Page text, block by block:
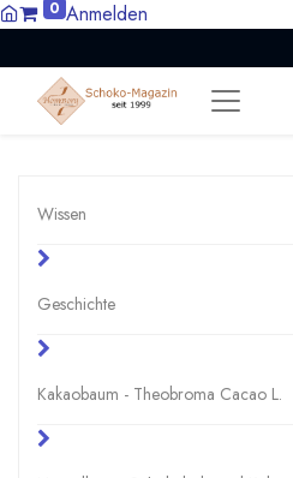
0 Anmelden
Wissen
Geschichte
Kakaobaum - Theobroma Cacao L.